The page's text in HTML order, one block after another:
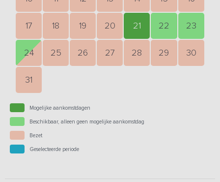
17 18 19 20 21 22 23
24 25 26 27 28 29 30
31
Mogelijke aankomstdagen
Beschikbaar, alleen geen mogelijke aankomstdag
Bezet
Geselecteerde periode